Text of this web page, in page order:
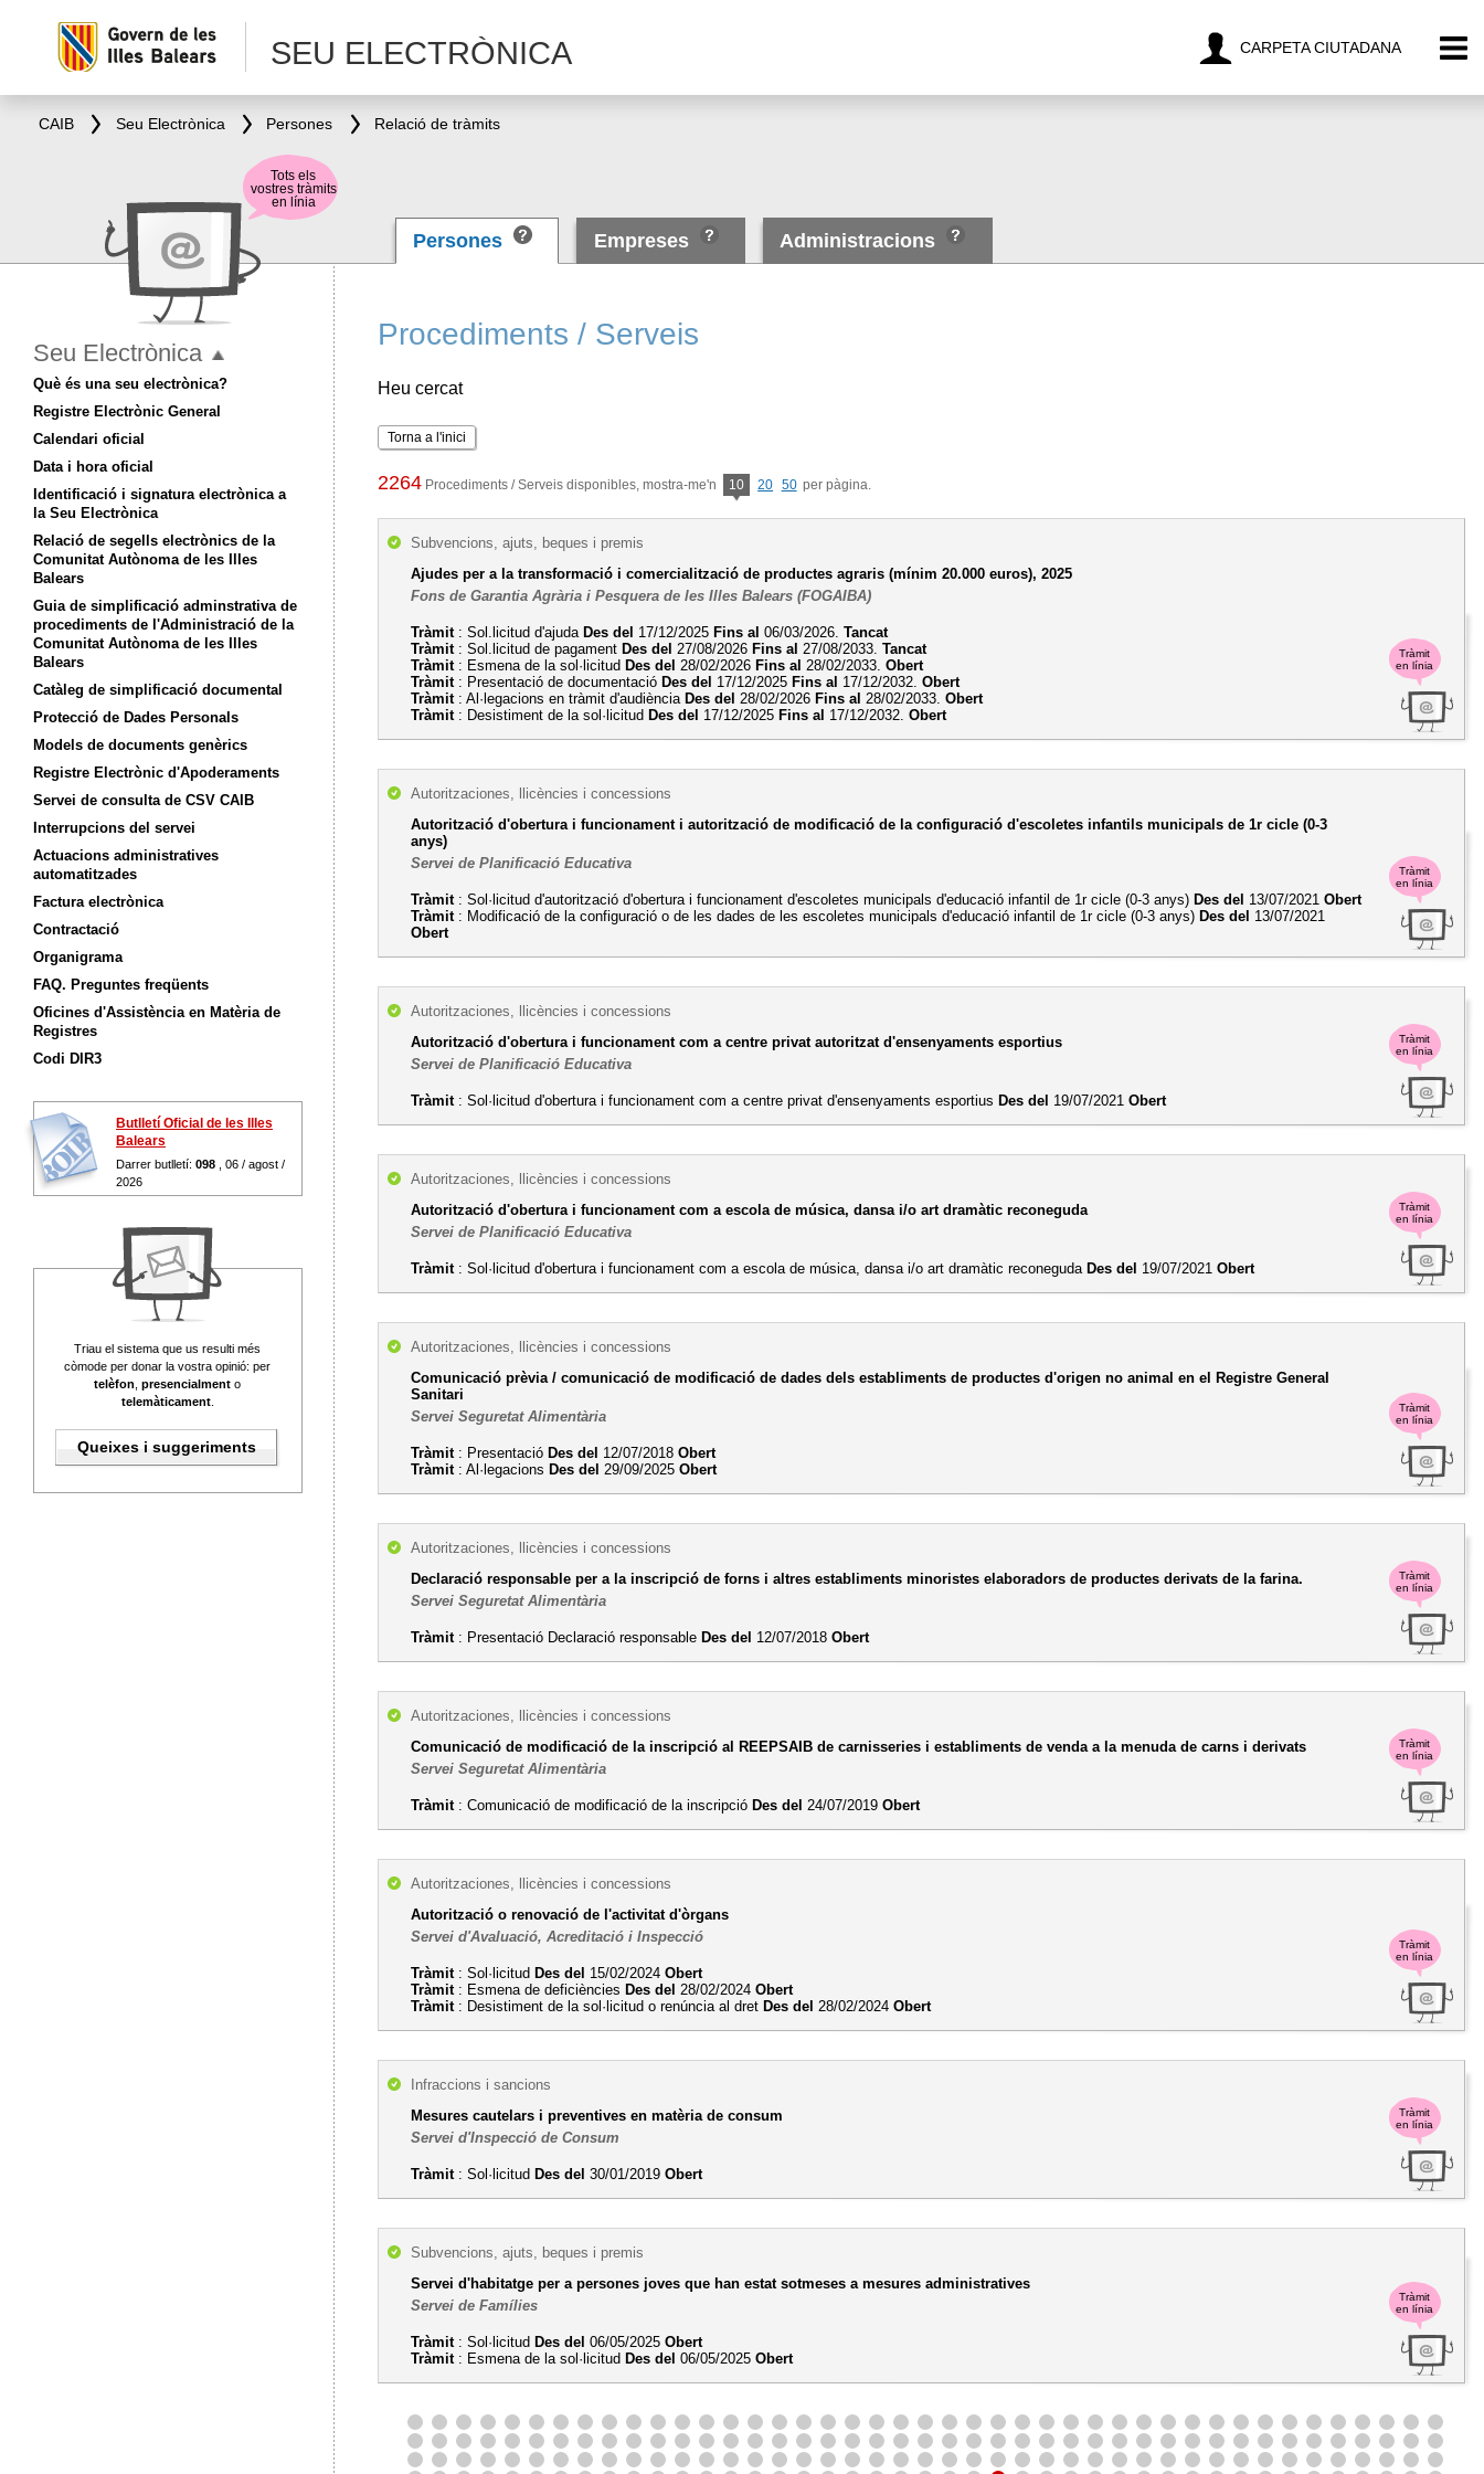
SEU ELECTRÒNICA CARPETA CIUTADANA
CAIB Seu Electrònica Persones Relació de tràmits
Persones Empreses Administracions
Procediments / Serveis
Heu cercat
Torna a l'inici
2264 Procediments / Serveis disponibles, mostra-me'n 10 20 50 per pàgina.
Tràmit
en línia
Subvencions, ajuts, beques i premis
Ajudes per a la transformació i comercialització de productes agraris (mínim 20.000 euros), 2025
Fons de Garantia Agrària i Pesquera de les Illes Balears (FOGAIBA)
Tràmit: Sol.licitud d'ajuda Des del 17/12/2025 Fins al 06/03/2026.Tancat
Tràmit: Sol.licitud de pagament Des del 27/08/2026 Fins al 27/08/2033.Tancat
Tràmit: Esmena de la sol·licitud Des del 28/02/2026 Fins al 28/02/2033.Obert
Tràmit: Presentació de documentació Des del 17/12/2025 Fins al 17/12/2032.Obert
Tràmit: Al·legacions en tràmit d'audiència Des del 28/02/2026 Fins al 28/02/2033.Obert
Tràmit: Desistiment de la sol·licitud Des del 17/12/2025 Fins al 17/12/2032.Obert
Tràmit
en línia
Autoritzaciones, llicències i concessions
Autorització d'obertura i funcionament i autorització de modificació de la configuració d'escoletes infantils municipals de 1r cicle (0-3
anys)
Servei de Planificació Educativa
Tràmit: Sol·licitud d'autorització d'obertura i funcionament d'escoletes municipals d'educació infantil de 1r cicle (0-3 anys) Des del 13/07/2021Obert
Tràmit: Modificació de la configuració o de les dades de les escoletes municipals d'educació infantil de 1r cicle (0-3 anys) Des del 13/07/2021
Obert
Tràmit
en línia
Autoritzaciones, llicències i concessions
Autorització d'obertura i funcionament com a centre privat autoritzat d'ensenyaments esportius
Servei de Planificació Educativa
Tràmit: Sol·licitud d'obertura i funcionament com a centre privat d'ensenyaments esportius Des del 19/07/2021Obert
Tràmit
en línia
Autoritzaciones, llicències i concessions
Autorització d'obertura i funcionament com a escola de música, dansa i/o art dramàtic reconeguda
Servei de Planificació Educativa
Tràmit: Sol·licitud d'obertura i funcionament com a escola de música, dansa i/o art dramàtic reconeguda Des del 19/07/2021Obert
Tràmit
en línia
Autoritzaciones, llicències i concessions
Comunicació prèvia / comunicació de modificació de dades dels establiments de productes d'origen no animal en el Registre General
Sanitari
Servei Seguretat Alimentària
Tràmit: Presentació Des del 12/07/2018Obert
Tràmit: Al·legacions Des del 29/09/2025Obert
Tràmit
en línia
Autoritzaciones, llicències i concessions
Declaració responsable per a la inscripció de forns i altres establiments minoristes elaboradors de productes derivats de la farina.
Servei Seguretat Alimentària
Tràmit: Presentació Declaració responsable Des del 12/07/2018Obert
Tràmit
en línia
Autoritzaciones, llicències i concessions
Comunicació de modificació de la inscripció al REEPSAIB de carnisseries i establiments de venda a la menuda de carns i derivats
Servei Seguretat Alimentària
Tràmit: Comunicació de modificació de la inscripció Des del 24/07/2019Obert
Tràmit
en línia
Autoritzaciones, llicències i concessions
Autorització o renovació de l'activitat d'òrgans
Servei d'Avaluació, Acreditació i Inspecció
Tràmit: Sol·licitud Des del 15/02/2024Obert
Tràmit: Esmena de deficiències Des del 28/02/2024Obert
Tràmit: Desistiment de la sol·licitud o renúncia al dret Des del 28/02/2024Obert
Tràmit
en línia
Infraccions i sancions
Mesures cautelars i preventives en matèria de consum
Servei d'Inspecció de Consum
Tràmit: Sol·licitud Des del 30/01/2019Obert
Tràmit
en línia
Subvencions, ajuts, beques i premis
Servei d'habitatge per a persones joves que han estat sotmeses a mesures administratives
Servei de Famílies
Tràmit: Sol·licitud Des del 06/05/2025Obert
Tràmit: Esmena de la sol·licitud Des del 06/05/2025Obert
Tots els
vostres tràmits
en línia
Seu Electrònica
Què és una seu electrònica?
Registre Electrònic General
Calendari oficial
Data i hora oficial
Identificació i signatura electrònica a
la Seu Electrònica
Relació de segells electrònics de la
Comunitat Autònoma de les Illes
Balears
Guia de simplificació adminstrativa de
procediments de l'Administració de la
Comunitat Autònoma de les Illes
Balears
Catàleg de simplificació documental
Protecció de Dades Personals
Models de documents genèrics
Registre Electrònic d'Apoderaments
Servei de consulta de CSV CAIB
Interrupcions del servei
Actuacions administratives
automatitzades
Factura electrònica
Contractació
Organigrama
FAQ. Preguntes freqüents
Oficines d'Assistència en Matèria de
Registres
Codi DIR3
Butlletí Oficial de les Illes
Balears
Darrer butlletí:098 , 06 / agost /
2026
Triau el sistema que us resulti més
còmode per donar la vostra opinió: per
telèfon ,presencialment o
telemàticament.
Queixes i suggeriments